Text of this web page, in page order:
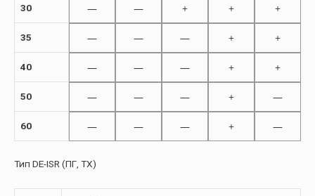
30 — — + + +
35 — — — + +
40 — — — + +
50 — — — + —
60 — — — + —
Тип DE-ISR (ПГ, TX)